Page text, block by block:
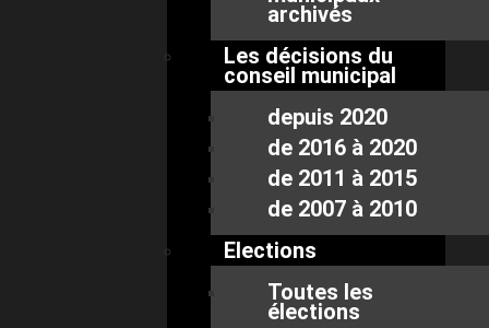
archivés
Les décisions du
conseil municipal
depuis 2020
de 2016 à 2020
de 2011 à 2015
de 2007 à 2010
Elections
Toutes les
élections